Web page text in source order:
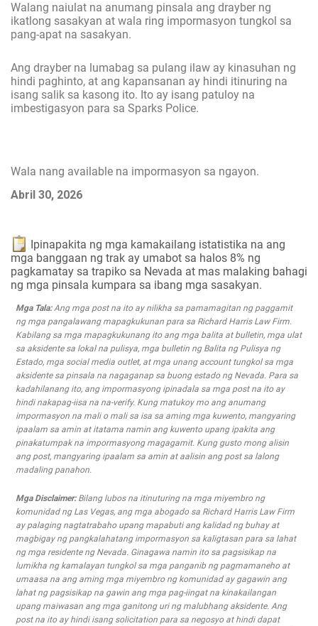
Walang naiulat na anumang pinsala ang drayber ng
ikatlong sasakyan at wala ring impormasyon tungkol sa
pang-apat na sasakyan.
Ang drayber na lumabag sa pulang ilaw ay kinasuhan ng
hindi paghinto, at ang kapansanan ay hindi itinuring na
isang salik sa kasong ito. Ito ay isang patuloy na
imbestigasyon para sa Sparks Police.
Wala nang available na impormasyon sa ngayon.
Abril 30, 2026
Ipinapakita ng mga kamakailang istatistika na ang
mga banggaan ng trak ay umabot sa halos 8% ng
pagkamatay sa trapiko sa Nevada at mas malaking bahagi
ng mga pinsala kumpara sa ibang mga sasakyan.
Mga Tala:Ang mga post na ito ay nilikha sa pamamagitan ng paggamit
ng mga pangalawang mapagkukunan para sa Richard Harris Law Firm.
Kabilang sa mga mapagkukunang ito ang mga balita at bulletin, mga ulat
sa aksidente sa lokal na pulisya, mga bulletin ng Balita ng Pulisya ng
Estado, mga social media outlet, at mga unang account tungkol sa mga
aksidente sa pinsala na nagaganap sa buong estado ng Nevada. Para sa
kadahilanang ito, ang impormasyong ipinadala sa mga post na ito ay
hindi nakapag-iisa na na-verify. Kung matukoy mo ang anumang
impormasyon na mali o mali sa isa sa aming mga kuwento, mangyaring
ipaalam sa amin at itatama namin ang kuwento upang ipakita ang
pinakatumpak na impormasyong magagamit. Kung gusto mong alisin
ang post, mangyaring ipaalam sa amin at aalisin ang post sa lalong
madaling panahon.
Mga Disclaimer:Bilang lubos na itinuturing na mga miyembro ng
komunidad ng Las Vegas, ang mga abogado sa Richard Harris Law Firm
ay palaging nagtatrabaho upang mapabuti ang kalidad ng buhay at
magbigay ng pangkalahatang impormasyon sa kaligtasan para sa lahat
ng mga residente ng Nevada. Ginagawa namin ito sa pagsisikap na
lumikha ng kamalayan tungkol sa mga panganib ng pagmamaneho at
umaasa na ang aming mga miyembro ng komunidad ay gagawin ang
lahat ng pagsisikap na gawin ang mga pag-iingat na kinakailangan
upang maiwasan ang mga ganitong uri ng malubhang aksidente. Ang
post na ito ay hindi isang solicitation para sa negosyo at hindi dapat